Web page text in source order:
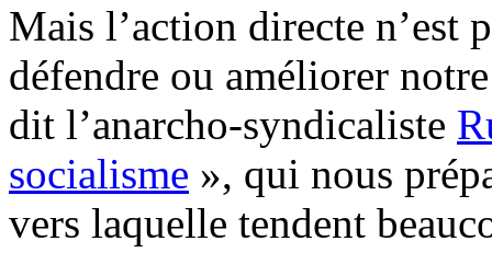
Mais l’action directe n’est
défendre ou améliorer
dit l’anarcho-syndicaliste
socialisme », qui nous
vers laquelle tendent